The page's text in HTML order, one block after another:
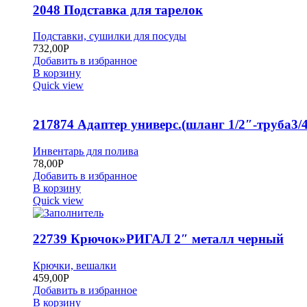
2048 Подставка для тарелок
Подставки, сушилки для посуды
732,00Р
Добавить в избранное
В корзину
Quick view
217874 Адаптер универс.(шланг 1/2″-труба3/
Инвентарь для полива
78,00Р
Добавить в избранное
В корзину
Quick view
22739 Крючок»РИГАЛ 2″ металл черный
Крючки, вешалки
459,00Р
Добавить в избранное
В корзину